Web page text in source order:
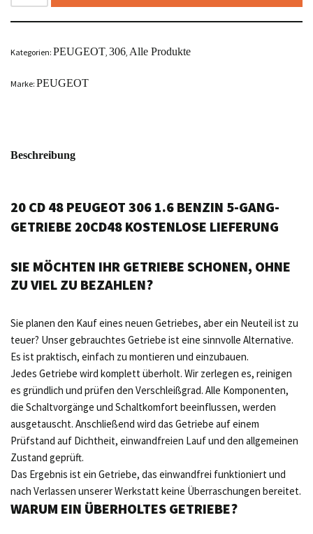
Kategorien: PEUGEOT 306 Alle Produkte
Marke: PEUGEOT
Beschreibung
20 CD 48 PEUGEOT 306 1.6 BENZIN 5-GANG-
GETRIEBE 20CD48 KOSTENLOSE LIEFERUNG
SIE MÖCHTEN IHR GETRIEBE SCHONEN, OHNE
ZU VIEL ZU BEZAHLEN?
Sie planen den Kauf eines neuen Getriebes, aber ein Neuteil ist zu
teuer? Unser gebrauchtes Getriebe ist eine sinnvolle Alternative.
Es ist praktisch, einfach zu montieren und einzubauen.
Jedes Getriebe wird komplett überholt. Wir zerlegen es, reinigen
es gründlich und prüfen den Verschleißgrad. Alle Komponenten,
die Schaltvorgänge und Schaltkomfort beeinflussen, werden
ausgetauscht. Anschließend wird das Getriebe auf einem
Prüfstand auf Dichtheit, einwandfreien Lauf und den allgemeinen
Zustand geprüft.
Das Ergebnis ist ein Getriebe, das einwandfrei funktioniert und
nach Verlassen unserer Werkstatt keine Überraschungen bereitet.
WARUM EIN ÜBERHOLTES GETRIEBE?